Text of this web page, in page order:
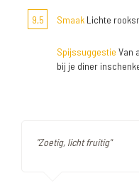
9,5 Smaak Lichte
Spijssuggestie Van
bij je diner
"Zoetig, licht fruitig"